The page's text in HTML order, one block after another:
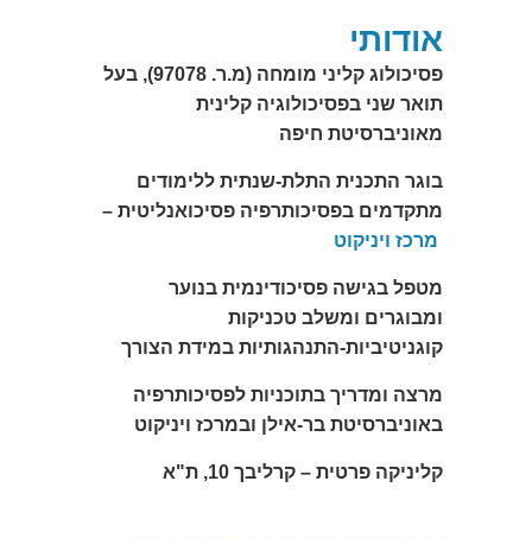
אודותי
פסיכולוג קליני מומחה (מ.ר. 97078), בעל
תואר שני בפסיכולוגיה קלינית
מאוניברסיטת חיפה
בוגר התכנית התלת-שנתית ללימודים
מתקדמים בפסיכותרפיה פסיכואנליטית –
מרכז ויניקוט
מטפל בגישה פסיכודינמית בנוער
ומבוגרים ומשלב טכניקות
קוגניטיביות-התנהגותיות במידת הצורך
מרצה ומדריך בתוכניות לפסיכותרפיה
באוניברסיטת בר-אילן ובמרכז ויניקוט
קליניקה פרטית – קרליבך 10, ת"א